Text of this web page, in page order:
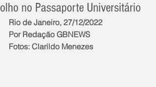
olho no Passaporte Universitário
Rio de Janeiro, 27/12/2022
Por Redação GBNEWS
Fotos: Clarildo Menezes